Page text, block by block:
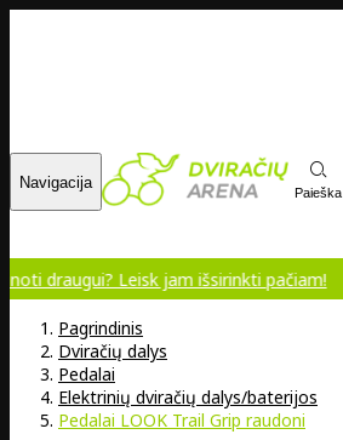
Navigacija
Paieška
Leisk jam išsirinkti pačiam!
Pagrindinis
Dviračių dalys
Pedalai
Elektrinių dviračių dalys/baterijos
Pedalai LOOK Trail Grip raudoni